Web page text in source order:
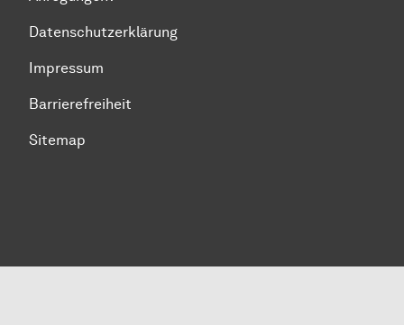
Datenschutzerklärung
Impressum
Barrierefreiheit
Sitemap